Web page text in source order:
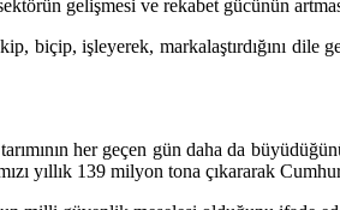
gelişmesi ve rekabet gücünün
biçip, işleyerek, markalaştırdığını dile
her geçen gün daha da
yıllık 139 milyon tona çıkararak